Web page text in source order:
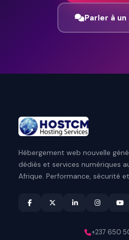
Parler à
Hébergement web nouvelle
dédiés et services numériques
Afrique. Performance, sécurité
+237 650